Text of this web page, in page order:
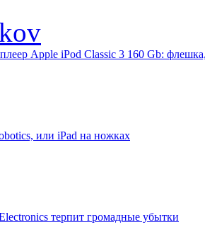
Apple iPod Classic 3 160 Gb:
или iPad на ножках
терпит громадные убытки